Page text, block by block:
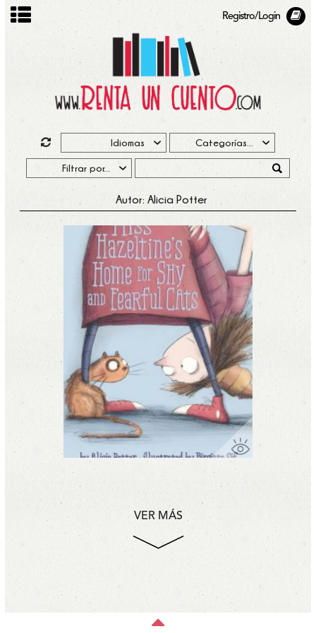
Registro/Login
Autor: Alicia Potter
VER MÁS